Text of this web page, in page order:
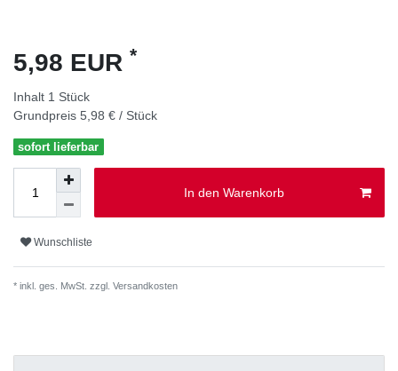
5,98 EUR *
Inhalt 1 Stück
Grundpreis 5,98 € / Stück
sofort lieferbar
In den Warenkorb
Wunschliste
* inkl. ges. MwSt. zzgl. Versandkosten